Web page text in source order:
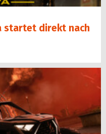
startet direkt nach